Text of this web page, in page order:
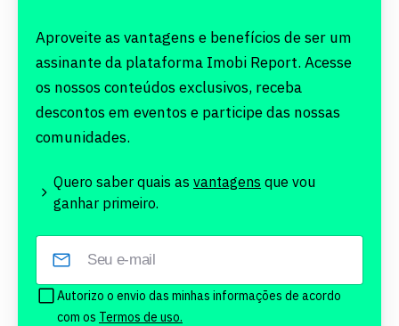
Aproveite as vantagens e benefícios de ser um
assinante da plataforma Imobi Report. Acesse
os nossos conteúdos exclusivos, receba
descontos em eventos e participe das nossas
comunidades.
Quero saber quais as vantagens que vou
ganhar primeiro.
Autorizo o envio das minhas informações de acordo
com os Termos de uso.